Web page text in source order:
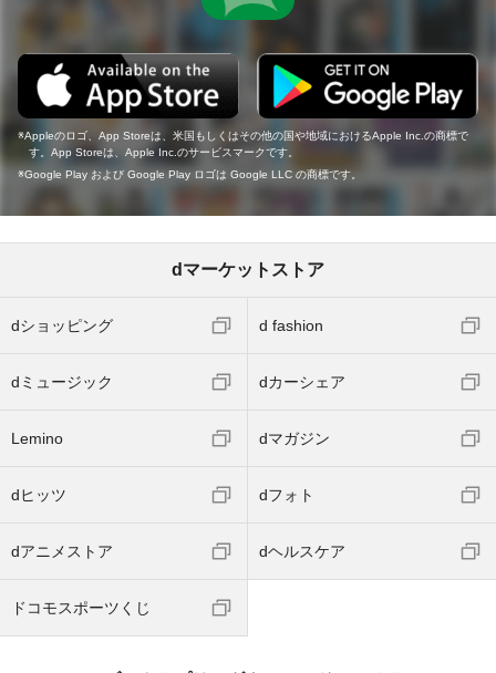
Appleのロゴ、App Storeは、米国もしくはその他の国や地域におけるApple Inc.の商標で
す。App Storeは、Apple Inc.のサービスマークです。
Google Play および Google Play ロゴは Google LLC の商標です。
dマーケットストア
dショッピング d fashion
dミュージック dカーシェア
Lemino dマガジン
dヒッツ dフォト
dアニメストア dヘルスケア
ドコモスポーツくじ